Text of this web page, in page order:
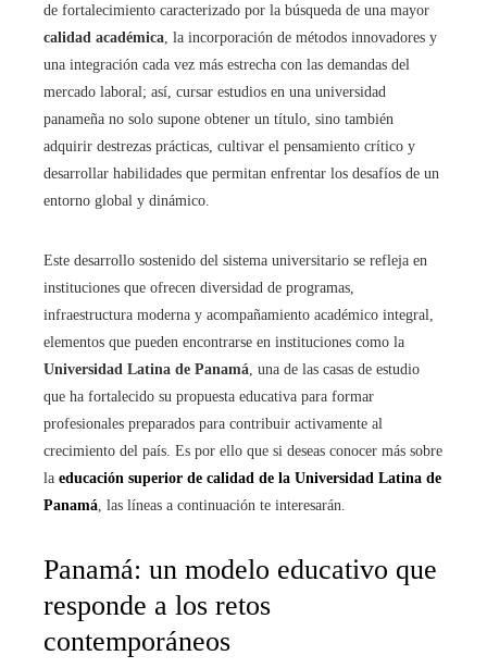
de fortalecimiento caracterizado por la búsqueda de una mayor
calidad académica , la incorporación de métodos innovadores y
una integración cada vez más estrecha con las demandas del
mercado laboral; así, cursar estudios en una universidad
panameña no solo supone obtener un título, sino también
adquirir destrezas prácticas, cultivar el pensamiento crítico y
desarrollar habilidades que permitan enfrentar los desafíos de un
entorno global y dinámico.
Este desarrollo sostenido del sistema universitario se refleja en
instituciones que ofrecen diversidad de programas,
infraestructura moderna y acompañamiento académico integral,
elementos que pueden encontrarse en instituciones como la
Universidad Latina de Panamá , una de las casas de estudio
que ha fortalecido su propuesta educativa para formar
profesionales preparados para contribuir activamente al
crecimiento del país. Es por ello que si deseas conocer más sobre
la educación superior de calidad de la Universidad Latina de
Panamá , las líneas a continuación te interesarán.
Panamá: un modelo educativo que
responde a los retos
contemporáneos